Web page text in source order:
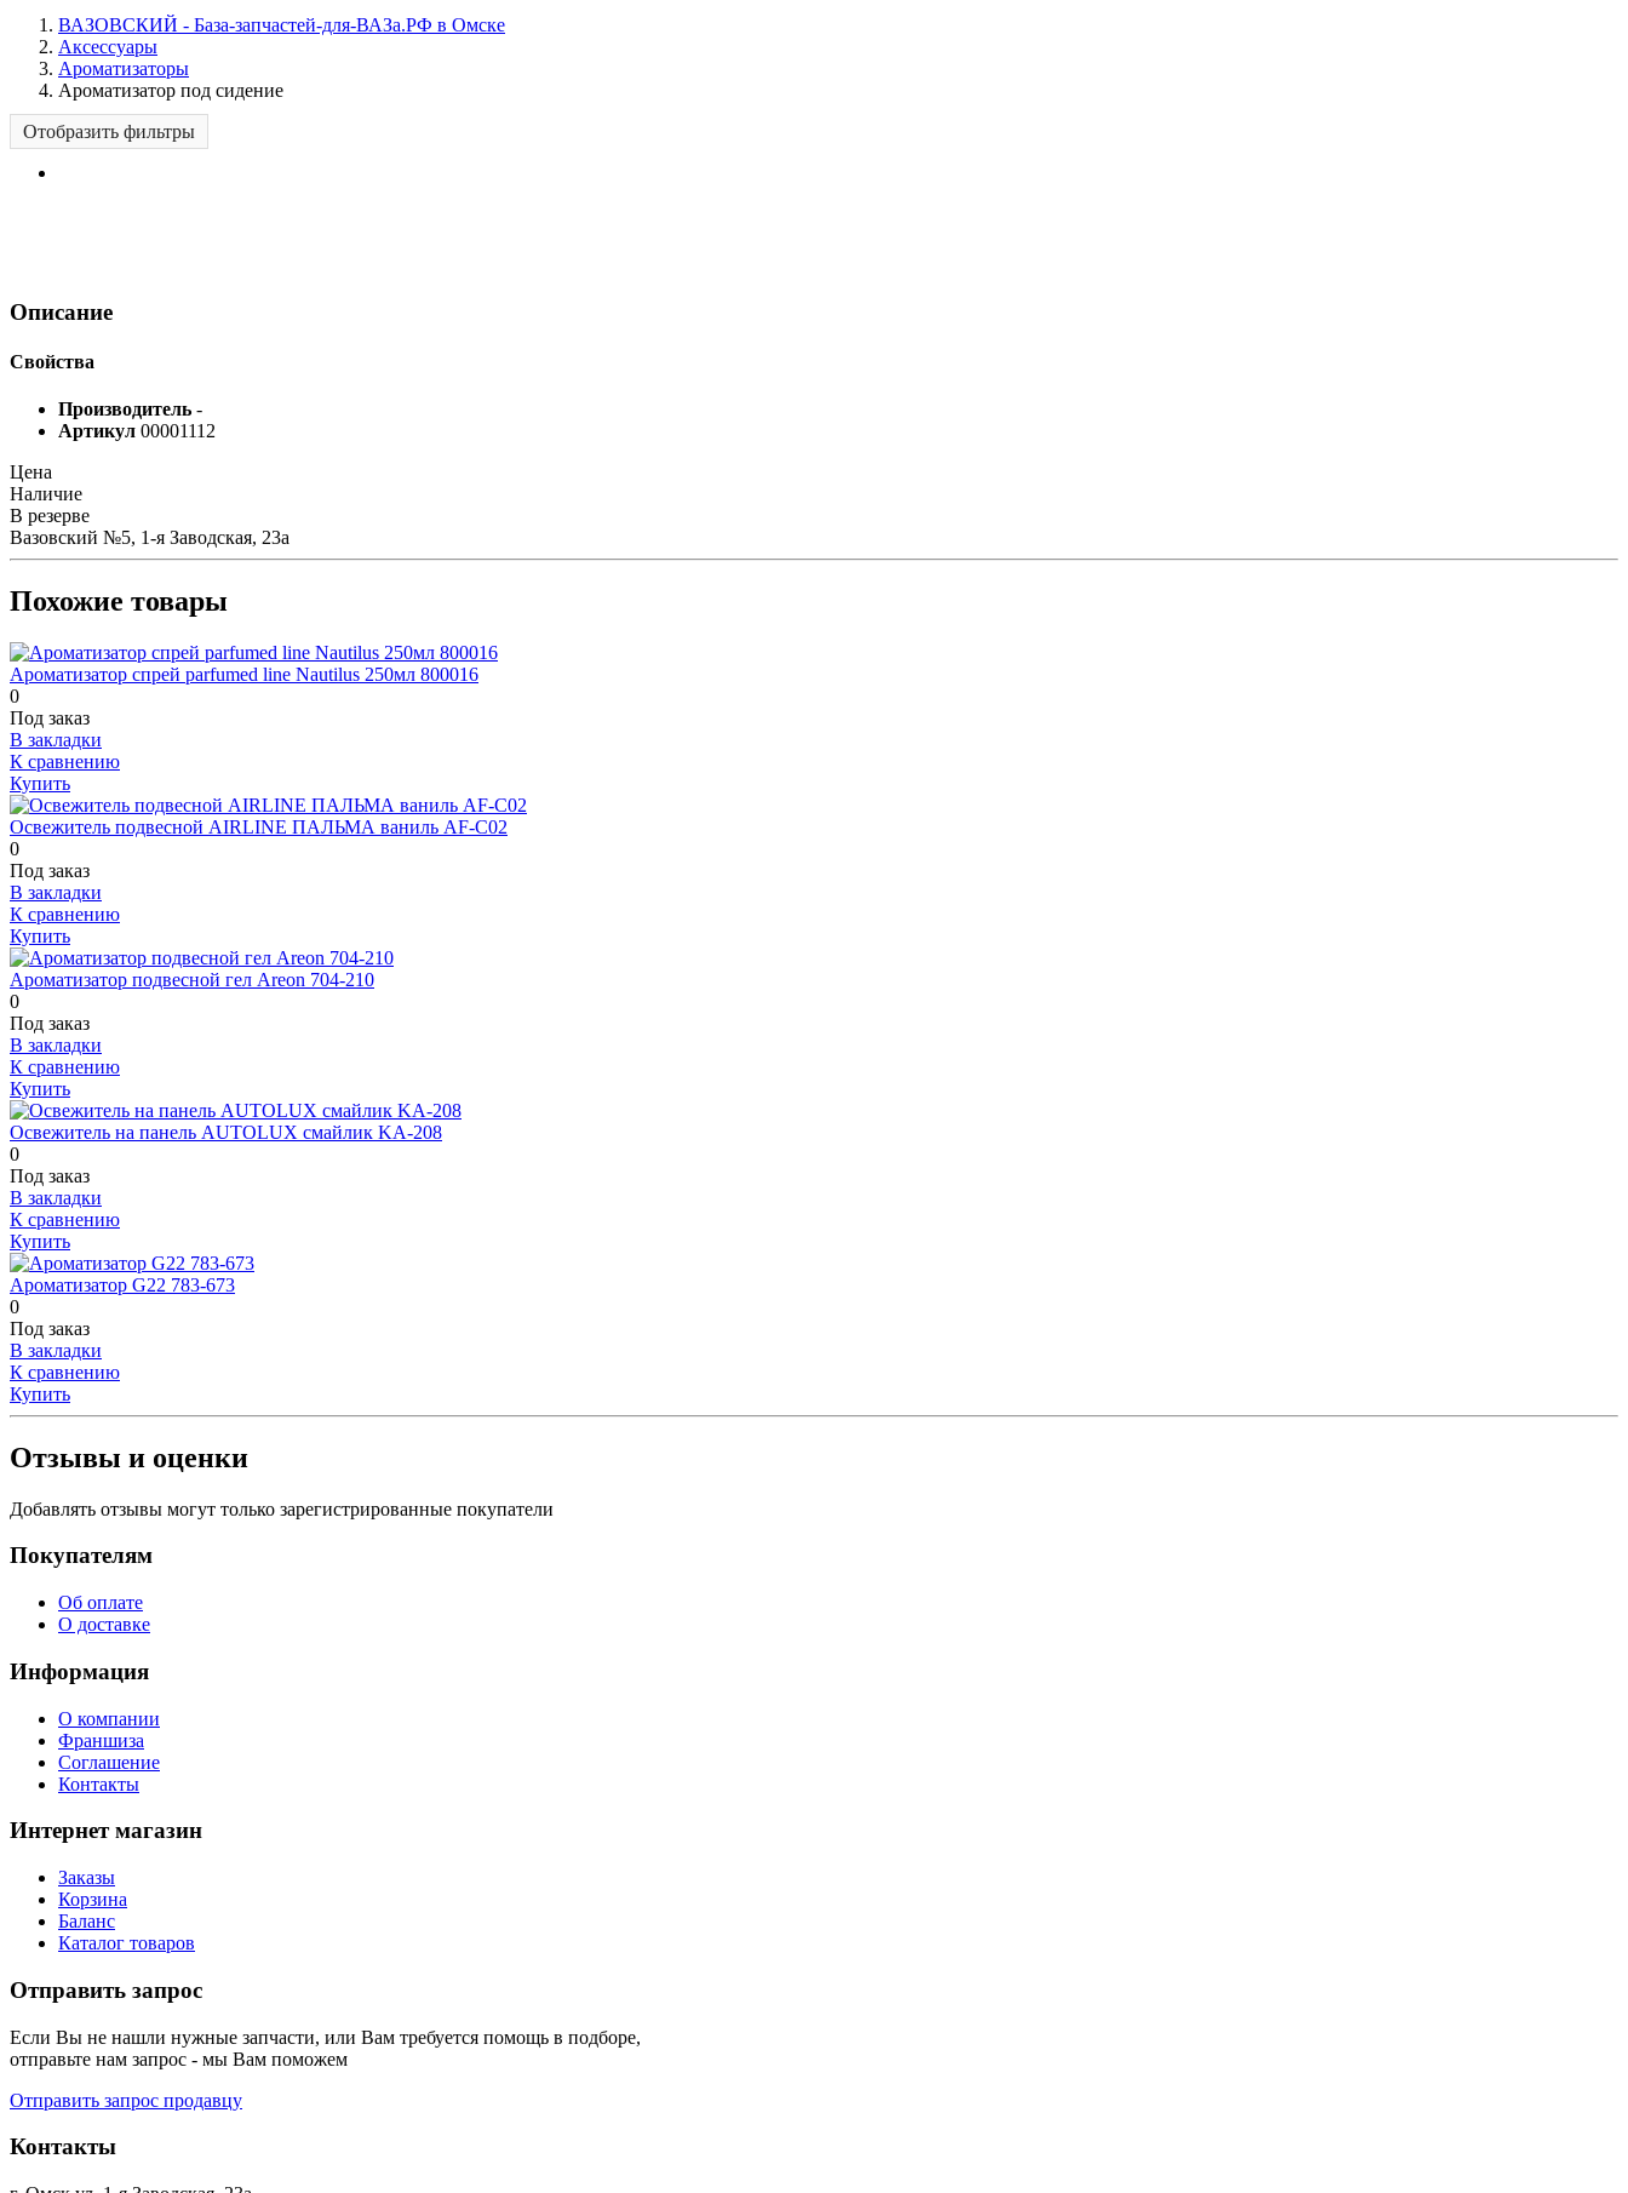
ВАЗОВСКИЙ - База-запчастей-для-ВАЗа.РФ в Омске
Аксессуары
Ароматизаторы
Ароматизатор под сидение
Отобразить фильтры
Описание
Свойства
Производитель -
Артикул 00001112
Цена
Наличие
В резерве
Вазовский №5, 1-я Заводская, 23а
Похожие товары
Ароматизатор спрей parfumed line Nautilus 250мл 800016
0
Под заказ
В закладки
К сравнению
Купить
Освежитель подвесной AIRLINE ПАЛЬМА ваниль AF-C02
0
Под заказ
В закладки
К сравнению
Купить
Ароматизатор подвесной гел Areon 704-210
0
Под заказ
В закладки
К сравнению
Купить
Освежитель на панель AUTOLUX смайлик KA-208
0
Под заказ
В закладки
К сравнению
Купить
Ароматизатор G22 783-673
0
Под заказ
В закладки
К сравнению
Купить
Отзывы и оценки
Добавлять отзывы могут только зарегистрированные покупатели
Покупателям
Об оплате
О доставке
Информация
О компании
Франшиза
Соглашение
Контакты
Интернет магазин
Заказы
Корзина
Баланс
Каталог товаров
Отправить запрос
Если Вы не нашли нужные запчасти, или Вам требуется помощь в подборе,
отправьте нам запрос - мы Вам поможем
Отправить запрос продавцу
Контакты